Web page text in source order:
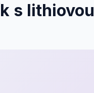
s lithiovou